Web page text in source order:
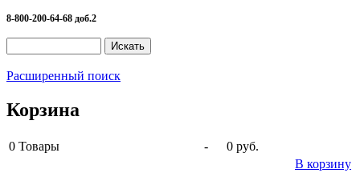
8-800-200-64-68 доб.2
Расширенный поиск
Корзина
0 Товары -
0 руб.
В корзину